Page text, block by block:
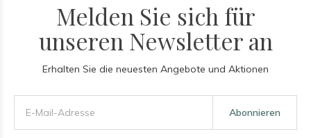
Melden Sie sich für
unseren Newsletter an
Erhalten Sie die neuesten Angebote und Aktionen
Abonnieren